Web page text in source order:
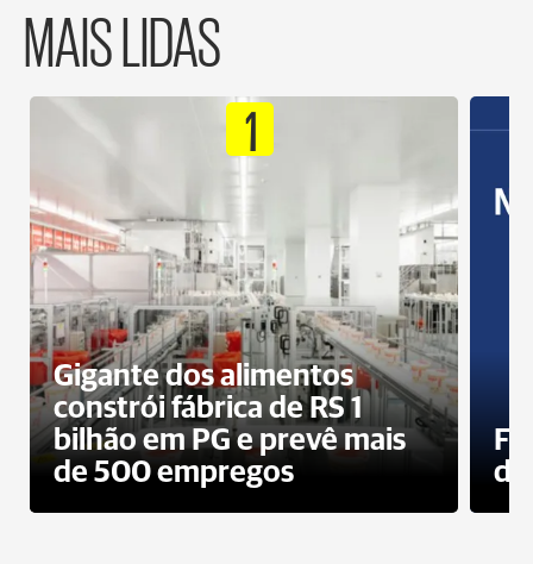
MAIS LIDAS
1
Gigante dos alimentos
constrói fábrica de RS 1
bilhão em PG e prevê mais
de 500 empregos